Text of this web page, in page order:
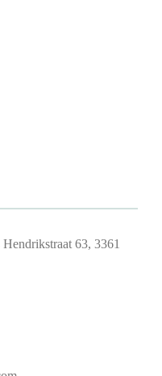
63, 3361